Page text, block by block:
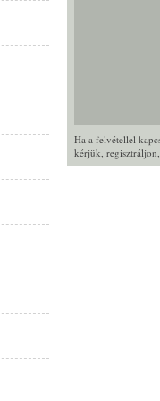
Ha a felvétellel
kérjük, regisztráljon